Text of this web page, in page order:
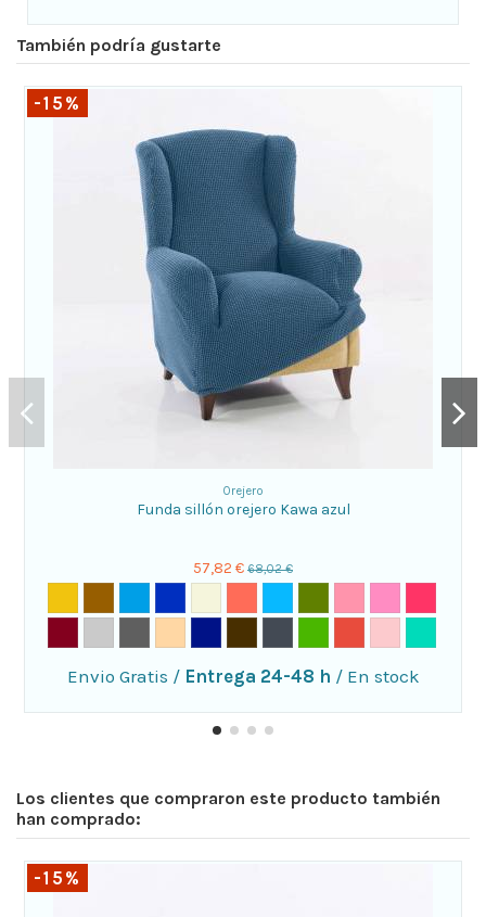
También podría gustarte
-15%
Orejero
Funda sillón orejero Kawa azul
57,82 € 68,02 €
Envio Gratis / Entrega 24-48 h / En stock
Los clientes que compraron este producto también
han comprado:
-15%